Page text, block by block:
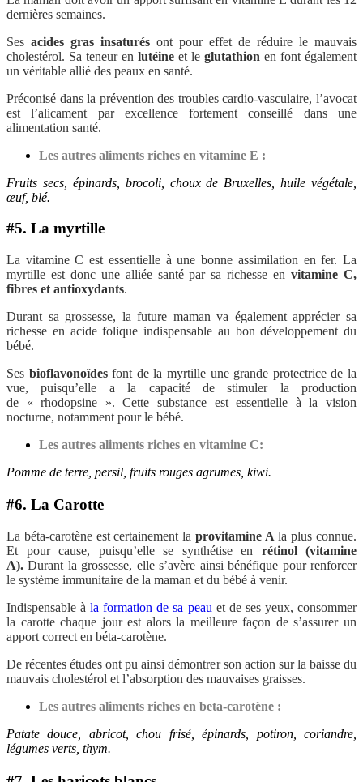
dernières semaines.
Ses acides gras insaturés ont pour effet de réduire le mauvais
cholestérol. Sa teneur en lutéine et le glutathion en font également
un véritable allié des peaux en santé.
Préconisé dans la prévention des troubles cardio-vasculaire, l’avocat
est l’alicament par excellence fortement conseillé dans une
alimentation santé.
Les autres aliments riches en vitamine E :
Fruits secs, épinards, brocoli, choux de Bruxelles, huile végétale,
œuf, blé.
#5. La myrtille
La vitamine C est essentielle à une bonne assimilation en fer. La
myrtille est donc une alliée santé par sa richesse envitamine C,
fibres et antioxydants.
Durant sa grossesse, la future maman va également apprécier sa
richesse en acide folique indispensable au bon développement du
bébé.
Ses bioflavonoïdesfont de la myrtille une grande protectrice de la
vue, puisqu’elle a la capacité de stimuler la production
de « rhodopsine ». Cette substance est essentielle à la vision
nocturne, notamment pour le bébé.
Les autres aliments riches en vitamine C:
Pomme de terre, persil, fruits rouges agrumes, kiwi.
#6. La Carotte
La béta-carotène est certainement la provitamine A la plus connue.
Et pour cause, puisqu’elle se synthétise en rétinol (vitamine
A). Durant la grossesse, elle s’avère ainsi bénéfique pour renforcer
le système immunitaire de la maman et du bébé à venir.
Indispensable àla formation de sa peau et de ses yeux, consommer
la carotte chaque jour est alors la meilleure façon de s’assurer un
apport correct en béta-carotène.
De récentes études ont pu ainsi démontrer son action sur la baisse du
mauvais cholestérol et l’absorption des mauvaises graisses.
Les autres aliments riches en beta-carotène :
Patate douce, abricot, chou frisé, épinards, potiron, coriandre,
légumes verts, thym.